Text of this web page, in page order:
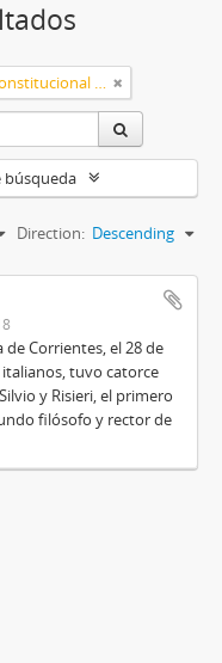
1958 a 1962 Presidencia constitucional de Arturo Frondizi
búsqueda
Direction: Descending
de Corrientes, el 28 de
tuvo catorce
y Risieri, el primero
filósofo y rector de